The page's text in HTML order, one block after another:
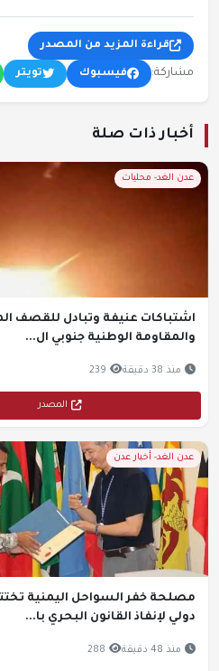
قراءة المزيد من المصدر
مشاركة: فيسبوك تويتر
أخبار ذات صلة
عدن الغد- محليات
اشتباكات عنيفة وتبادل للقصف
والمقاومة الوطنية جنوبي ال...
منذ 38 دقيقة 239
المصدر
عدن الغد- أخبار عدن
مصلحة خفر السواحل اليمنية
دولي لإنفاذ القانون البحري با...
منذ 48 دقيقة 288